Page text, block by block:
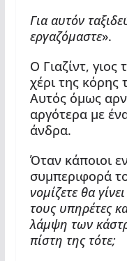
Για αυτόν
εργαζόμαστε».
Ο Γιαζίντ,
χέρι της κόρης
Αυτός όμως
αργότερα με
άνδρα.
Όταν κάποιοι
συμπεριφορά
νομίζετε θα
τους υπηρέτες
λάμψη των
πίστη της τότε;